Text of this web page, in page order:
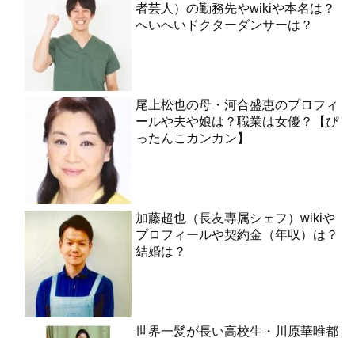
者芸人）の勤務先やwikiや本名は？
へいへいドクターダンサーは？
尾上松也の母・河合盛恵のプロフィ
ールや夫や娘は？職業は女優？【ぴ
ったんこカンカン】
加藤超也（長友専属シェフ）wikiや
プロフィールや契約金（年収）は？
結婚は？
世界一髪が長い高校生・川原華唯都